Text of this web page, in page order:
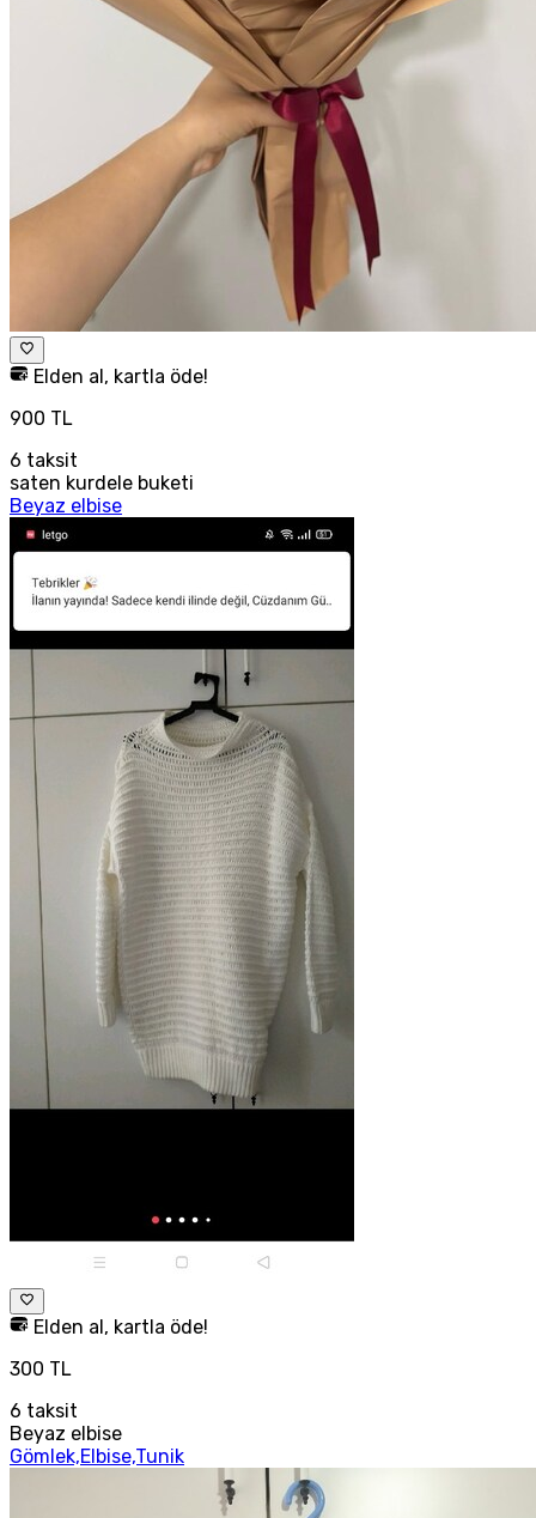
Elden al, kartla öde!
900 TL
6 taksit
saten kurdele buketi
Beyaz elbise
Elden al, kartla öde!
300 TL
6 taksit
Beyaz elbise
Gömlek,Elbise,Tunik